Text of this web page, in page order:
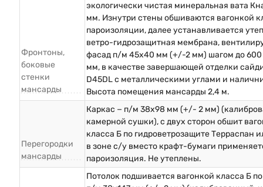
Фронтоны,
боковые
стенки
мансарды
экологически чистая минеральная вата
мм. Изнутри стены обшиваются вагонкой
пароизоляции, далее устанавливается
ветро-гидрозащитная мембрана,
фасад п/м 45х40 мм (+/-2 мм) шагом до
мм, в качестве завершающей отделки
D45DL с металлическими углами и
Высота помещения мансарды 2,4 м.
Перегородки
мансарды
Каркас − п/м 38х98 мм (+/- 2 мм)
камерной сушки), с двух сторон обшит
класса Б по гидроветрозащите Терраспан
в зоне с/у вместо крафт-бумаги
пароизоляция. Не утеплены.
Потолок подшивается вагонкой класса Б